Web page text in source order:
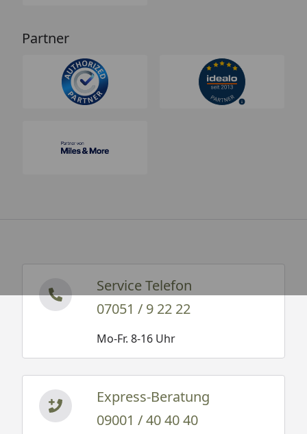
Partner
Service Telefon
07051 / 9 22 22
Mo-Fr. 8-16 Uhr
Express-Beratung
09001 / 40 40 40